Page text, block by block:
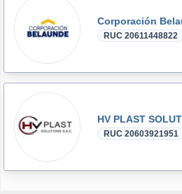
RUC 20611448822
RUC 20603921951